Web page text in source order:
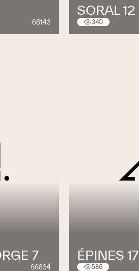
68143
SORAL 12
340
7
66834
ÉPINES 17
586